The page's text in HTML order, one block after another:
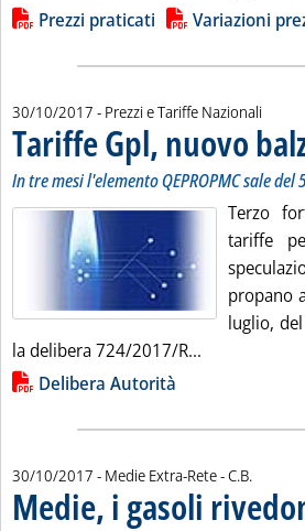
Lista allegati PDF alla
Prezzi praticati Variazioni
30/10/2017 - Prezzi e Tariffe Nazionali
Tariffe Gpl, nuovo
In tre mesi l'elemento QEPROPMC sale del
Terzo
tariffe
propano
luglio,
la delibera 724/2017/R...
Lista allegati PDF alla notizia
Delibera Autorità
30/10/2017 - Medie Extra-Rete -di:
C.B.
Medie, i gasoli